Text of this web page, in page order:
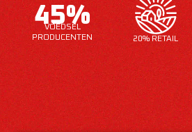
45%
VOEDSEL
PRODUCENTEN
20% RETAIL